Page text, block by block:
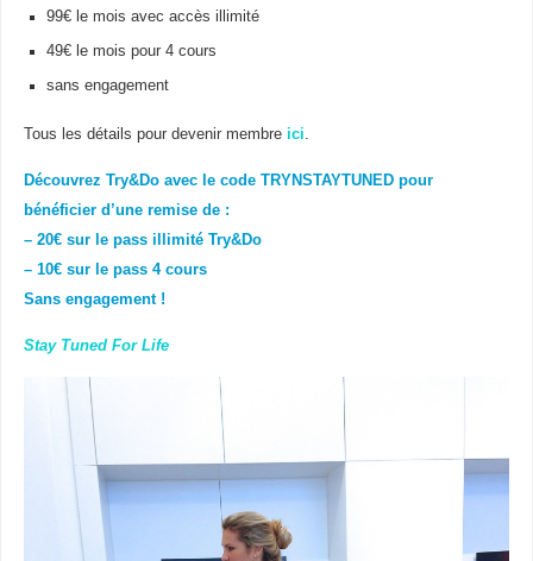
99€ le mois avec accès illimité
49€ le mois pour 4 cours
sans engagement
Tous les détails pour devenir membre ici.
Découvrez Try&Do avec le code TRYNSTAYTUNED pour
bénéficier d’une remise de :
– 20€ sur le pass illimité Try&Do
– 10€ sur le pass 4 cours
Sans engagement !
Stay Tuned For Life